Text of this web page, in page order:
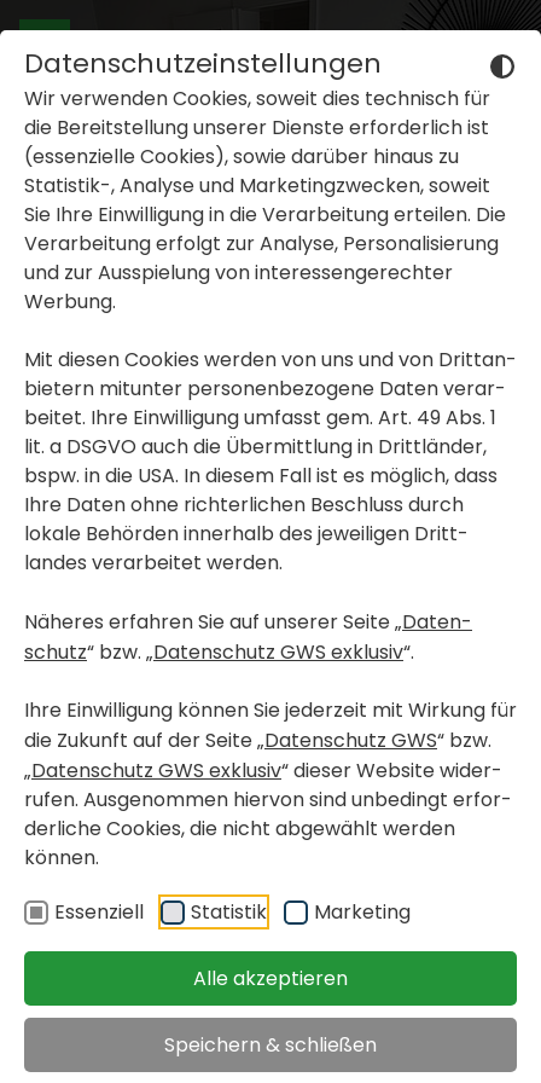
Datenschutzeinstellungen
Wir verwenden Cookies, soweit dies tech­nisch für
die Bereit­stel­lung unserer Dienste erfor­der­lich ist
(essen­zi­elle Cookies), sowie darüber hinaus zu
Statistik-, Analyse und Marke­ting­zwe­cken, soweit
Sie Ihre Einwil­li­gung in die Verar­bei­tung erteilen. Die
Verar­bei­tung erfolgt zur Analyse, Perso­na­li­sie­rung
und zur Ausspie­lung von inter­es­sen­ge­rechter
Werbung.
Mit diesen Cookies werden von uns und von Dritt­an­
bie­tern mitunter perso­nen­be­zo­gene Daten verar­
beitet. Ihre Einwil­li­gung umfasst gem. Art. 49 Abs. 1
lit. a DSGVO auch die Übermitt­lung in Dritt­länder,
bspw. in die USA. In diesem Fall ist es möglich, dass
Ihre Daten ohne rich­ter­li­chen Beschluss durch
lokale Behörden inner­halb des jewei­ligen Dritt­
landes verar­beitet werden.
Näheres erfahren Sie auf unserer Seite „Daten­
schutz“ bzw. „Daten­schutz GWS exklusiv“.
Ihre Einwil­li­gung können Sie jeder­zeit mit Wirkung für
die Zukunft auf der Seite „Daten­schutz GWS“ bzw.
„Daten­schutz GWS exklusiv“ dieser Website wider­
rufen. Ausge­nommen hiervon sind unbe­dingt erfor­
der­liche Cookies, die nicht abge­wählt werden
können.
Essen­ziell
Statistik Marke­ting
Alle akzeptieren
Speichern & schließen
oder ausblenden
oder ausblenden
oder ausblenden
GRAZ, GRIES
Ranken­gasse 16 / 1
frei­fi­nan­zierte Eigen­
tums­woh­nung
verfügbar ab 15.
März 2027
< zurück